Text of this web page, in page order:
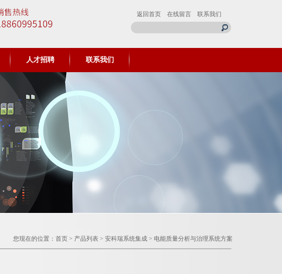
返回首页 在线留言 联系我们
人才招聘 联系我们
您现在的位置： 首页 > 产品列表 > 安科瑞系统集成 > 电能质量分析与治理系统方案